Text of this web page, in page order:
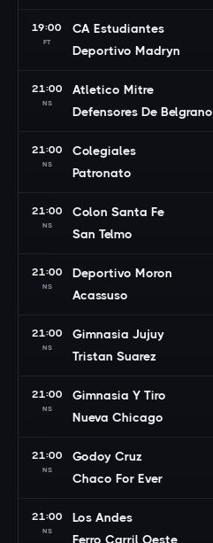
19:00
FT
CA Estudiantes
Deportivo Madryn
21:00
NS
Atletico Mitre
Defensores De Belgrano
21:00
NS
Colegiales
Patronato
21:00
NS
Colon Santa Fe
San Telmo
21:00
NS
Deportivo Moron
Acassuso
21:00
NS
Gimnasia Jujuy
Tristan Suarez
21:00
NS
Gimnasia Y Tiro
Nueva Chicago
21:00
NS
Godoy Cruz
Chaco For Ever
21:00
NS
Los Andes
Ferro Carril Oeste